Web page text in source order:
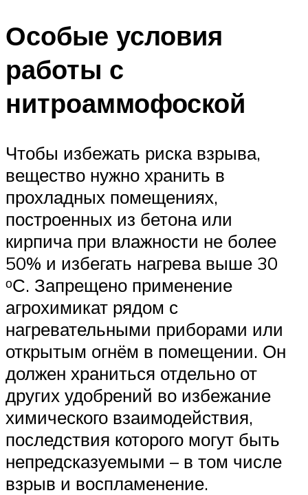
Особые условия
работы с
нитроаммофоской
Чтобы избежать риска взрыва,
вещество нужно хранить в
прохладных помещениях,
построенных из бетона или
кирпича при влажности не более
50% и избегать нагрева выше 30
ᵒС. Запрещено применение
агрохимикат рядом с
нагревательными приборами или
открытым огнём в помещении. Он
должен храниться отдельно от
других удобрений во избежание
химического взаимодействия,
последствия которого могут быть
непредсказуемыми – в том числе
взрыв и воспламенение.